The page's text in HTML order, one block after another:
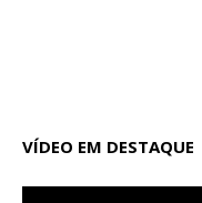
VÍDEO EM DESTAQUE